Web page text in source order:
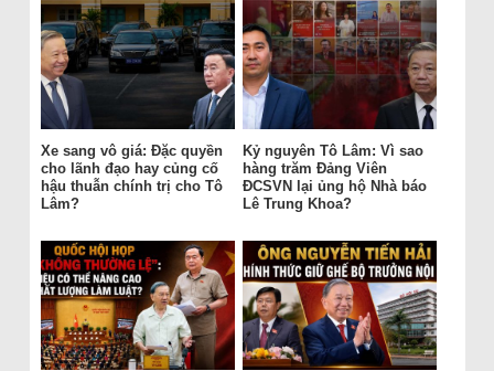
Xe sang vô giá: Đặc quyền
cho lãnh đạo hay củng cố
hậu thuẫn chính trị cho Tô
Lâm?
Kỷ nguyên Tô Lâm: Vì sao
hàng trăm Đảng Viên
ĐCSVN lại ủng hộ Nhà báo
Lê Trung Khoa?